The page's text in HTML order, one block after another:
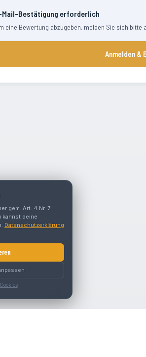
Mail-Bestätigung erforderlich
eine Bewertung abzugeben, melden Sie sich bitte
Anmelden &
gem. Art. 4 Nr. 7
kannst deine
Datenschutzerklärung